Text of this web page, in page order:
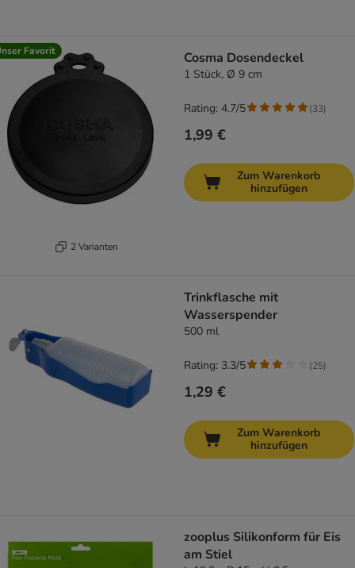
Favorit
2 Varianten
Cosma Dosendeckel
1 Stück, Ø 9 cm
1,99 €
Rating: 4.7/5 (33)
Zum Warenkorb
hinzufügen
Trinkflasche mit
Wasserspender
500 ml
1,29 €
Rating: 3.3/5 (25)
Zum Warenkorb
hinzufügen
zooplus Silikonform für Eis
am Stiel